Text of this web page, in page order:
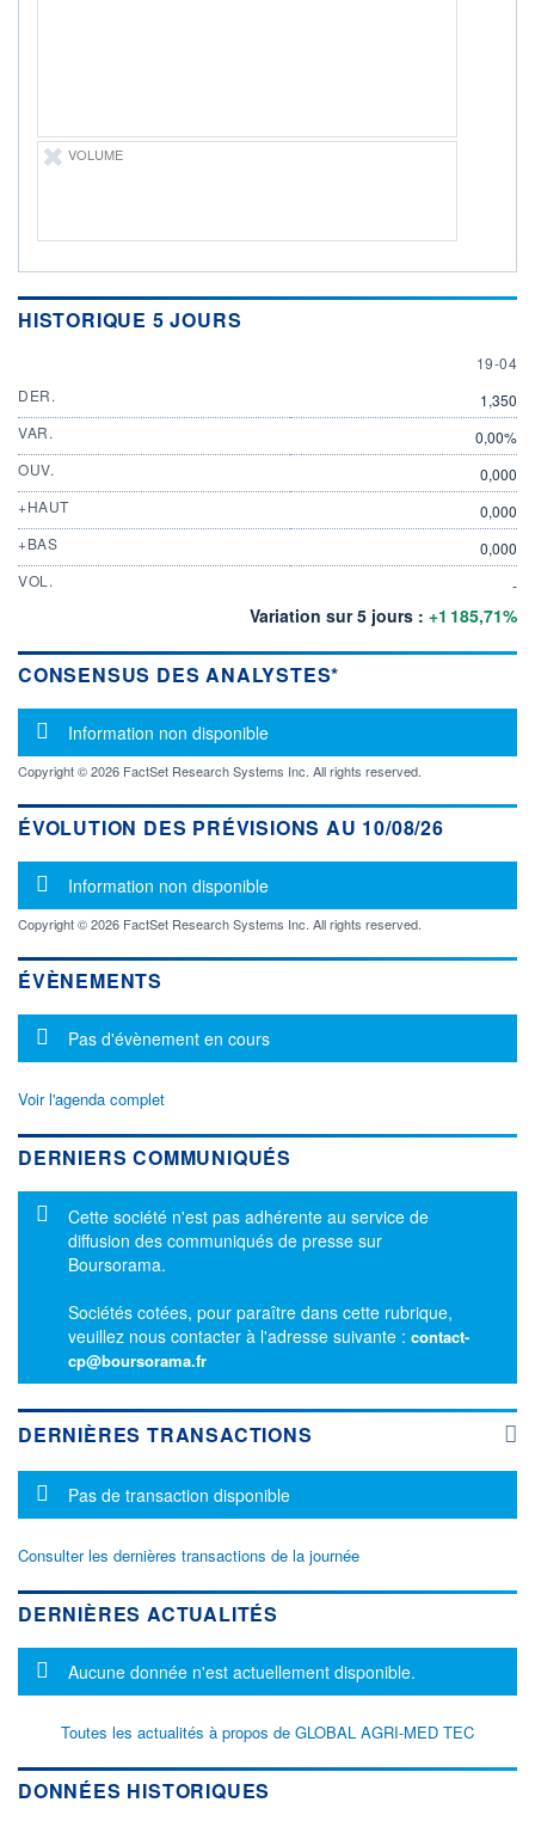
VOLUME
HISTORIQUE 5 JOURS
19
19-04
DER.
1,350
VAR.
0,00%
OUV.
0,000
+HAUT
0,000
+BAS
0,000
VOL.
-
Variation sur 5 jours : +1 185,71%
CONSENSUS DES ANALYSTES*
Message d'information
Information non disponible
Copyright © 2026 FactSet Research Systems Inc. All rights reserved.
ÉVOLUTION DES PRÉVISIONS AU 10/08/26
Message d'information
Information non disponible
Copyright © 2026 FactSet Research Systems Inc. All rights reserved.
ÉVÈNEMENTS
Message d'information
Pas d'évènement en cours
Voir l'agenda complet
DERNIERS COMMUNIQUÉS
Message d'information
Cette société n'est pas adhérente au service de
diffusion des communiqués de presse sur
Boursorama.
Sociétés cotées, pour paraître dans cette rubrique,
veuillez nous contacter à l'adresse suivante : contact-
cp@boursorama.fr
DERNIÈRES TRANSACTIONS
Message d'information
Pas de transaction disponible
Consulter les dernières transactions de la journée
DERNIÈRES ACTUALITÉS
Message d'information
Aucune donnée n'est actuellement disponible.
Toutes les actualités à propos de GLOBAL AGRI-MED TEC
DONNÉES HISTORIQUES